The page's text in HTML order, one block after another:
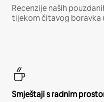
Recenzije naših
tijekom čitavog boravka
Smještaji s radnim